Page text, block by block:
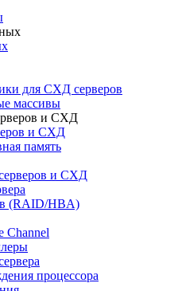
для СХД серверов
массивы
и СХД
память
и СХД
(RAID/HBA)
Channel
процессора